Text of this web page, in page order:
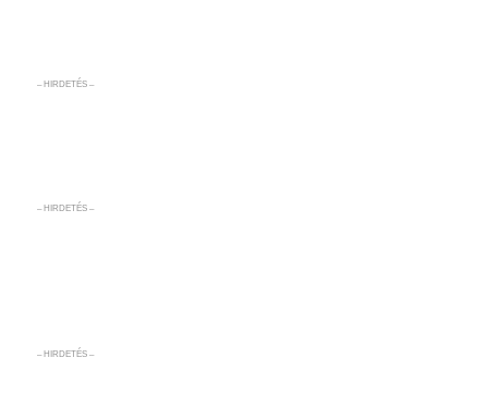
– HIRDETÉS –
– HIRDETÉS –
– HIRDETÉS –